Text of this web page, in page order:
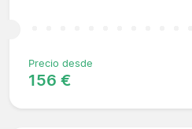
Precio desde
156 €